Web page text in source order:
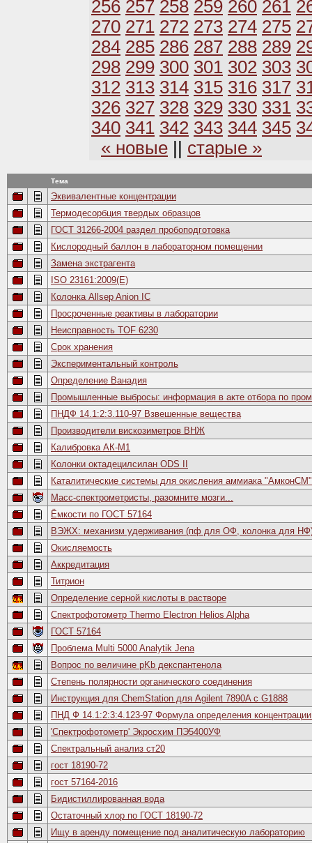
256 257 258 259 260 261
270 271 272 273 274 275
284 285 286 287 288 289
298 299 300 301 302 303
312 313 314 315 316 317
326 327 328 329 330 331
340 341 342 343 344 345
« новые
старые »
Тема
Эквивалентные концентрации
Термодесорбция твердых образцов
ГОСТ 31266-2004 раздел пробоподготовка
Кислородный баллон в лабораторном помещении
Замена экстрагента
ISO 23161:2009(E)
Колонка Allsep Anion IC
Просроченные реактивы в лаборатории
Неисправность TOF 6230
Срок хранения
Экспериментальный контроль
Определение Ванадия
Промышленные выбросы: информация в акте отбора по
ПНДФ 14.1:2:3.110-97 Взвешенные вещества
Производители вискозиметров ВНЖ
Калибровка АК-М1
Колонки октадецилсилан ODS II
Каталитические системы для окисления аммиака "АмконСМ"
Масс-спектрометристы, разомните мозги...
Ёмкости по ГОСТ 57164
ВЭЖХ: механизм удерживания (пф для ОФ, колонка для
Окисляемость
Аккредитация
Титрион
Определение серной кислоты в растворе
Спектрофотометр Thermo Electron Helios Alpha
ГОСТ 57164
Проблема Multi 5000 Analytik Jena
Вопрос по величине pKb декспантенола
Степень полярности органического соединения
Инструкция для ChemStation для Agilent 7890A с G1888
ПНД Ф 14.1:2:3:4.123-97 Формула определения
'Спектрофотометр' Экросхим ПЭ5400УФ
Спектральный анализ ст20
гост 18190-72
гост 57164-2016
Бидистиллированная вода
Остаточный хлор по ГОСТ 18190-72
Ищу в аренду помещение под аналитическую лабораторию